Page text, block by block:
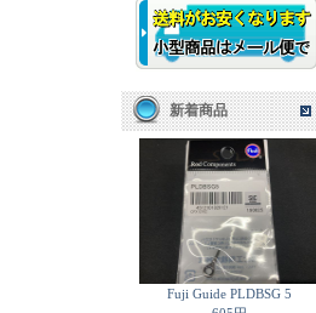
新着商品
Fuji Guide PLDBSG 5